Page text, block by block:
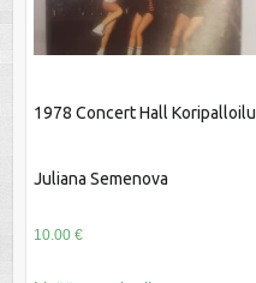
1978 Concert Hall Koripalloilu
Juliana Semenova
10.00 €